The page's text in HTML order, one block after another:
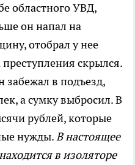
областного УВД,
он напал на
отобрал у нее
преступления скрылся.
забежал в подъезд,
а сумку выбросил. В
рублей, которые
нужды.В настоящее
в изоляторе